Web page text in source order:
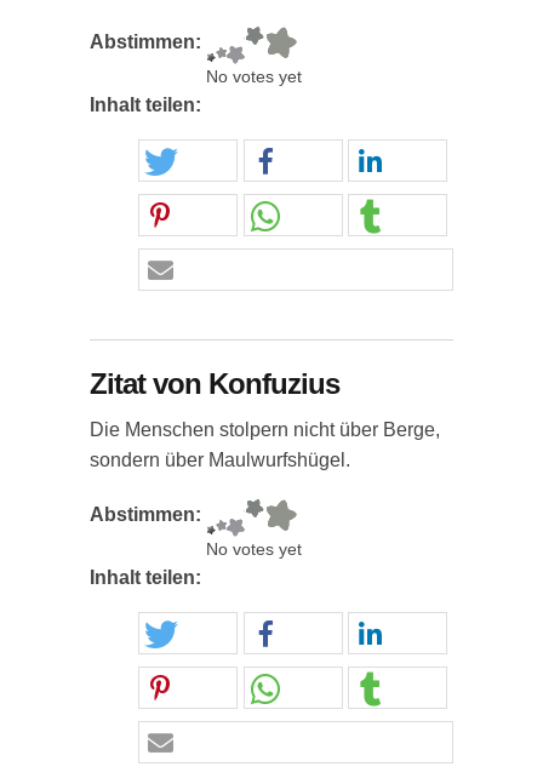
Abstimmen:
No votes yet
Inhalt teilen:
Zitat von Konfuzius
Die Menschen stolpern nicht über Berge,
sondern über Maulwurfshügel.
Abstimmen:
No votes yet
Inhalt teilen: